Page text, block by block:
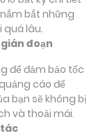
bắt những
quá lâu.
đoạn
để đảm bảo tốc
cáo để
bạn sẽ không bị
và thoải mái.
tác